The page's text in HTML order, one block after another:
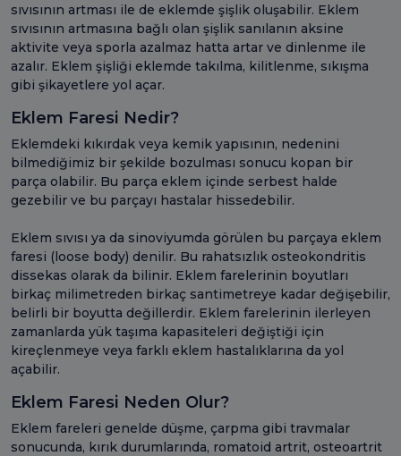
sıvısının artması ile de eklemde şişlik oluşabilir. Eklem
sıvısının artmasına bağlı olan şişlik sanılanın aksine
aktivite veya sporla azalmaz hatta artar ve dinlenme ile
azalır. Eklem şişliği eklemde takılma, kilitlenme, sıkışma
gibi şikayetlere yol açar.
Eklem Faresi Nedir?
Eklemdeki kıkırdak veya kemik yapısının, nedenini
bilmediğimiz bir şekilde bozulması sonucu kopan bir
parça olabilir. Bu parça eklem içinde serbest halde
gezebilir ve bu parçayı hastalar hissedebilir.
Eklem sıvısı ya da sinoviyumda görülen bu parçaya eklem
faresi (loose body) denilir. Bu rahatsızlık osteokondritis
dissekas olarak da bilinir. Eklem farelerinin boyutları
birkaç milimetreden birkaç santimetreye kadar değişebilir,
belirli bir boyutta değillerdir. Eklem farelerinin ilerleyen
zamanlarda yük taşıma kapasiteleri değiştiği için
kireçlenmeye veya farklı eklem hastalıklarına da yol
açabilir.
Eklem Faresi Neden Olur?
Eklem fareleri genelde düşme, çarpma gibi travmalar
sonucunda, kırık durumlarında, romatoid artrit, osteoartrit